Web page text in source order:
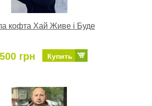
кофта Хай Живе і Буде
грн Купить